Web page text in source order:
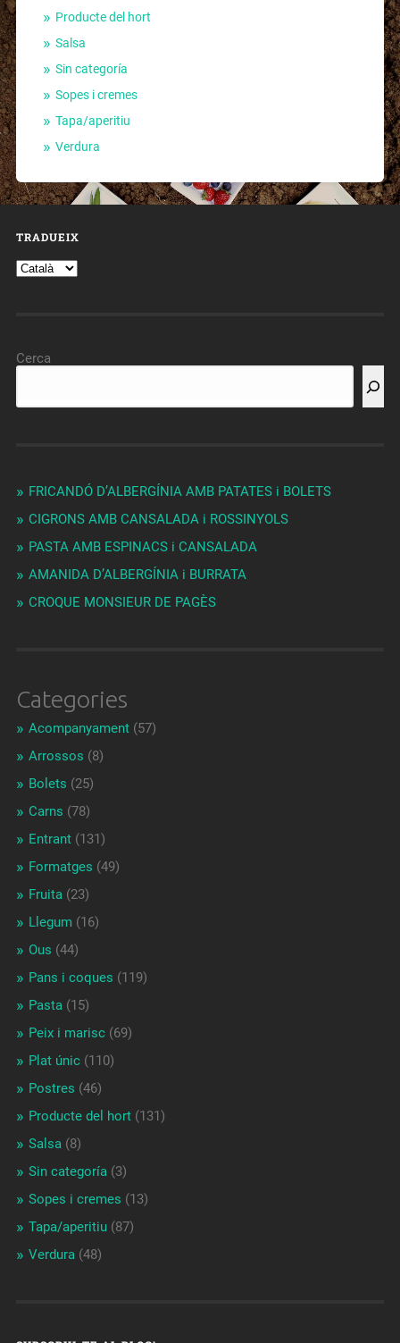
Producte del hort
Salsa
Sin categoría
Sopes i cremes
Tapa/aperitiu
Verdura
TRADUEIX
Cerca
FRICANDÓ D’ALBERGÍNIA AMB PATATES i BOLETS
CIGRONS AMB CANSALADA i ROSSINYOLS
PASTA AMB ESPINACS i CANSALADA
AMANIDA D’ALBERGÍNIA i BURRATA
CROQUE MONSIEUR DE PAGÈS
Categories
Acompanyament(57)
Arrossos (8)
Bolets (25)
Carns (78)
Entrant(131)
Formatges (49)
Fruita(23)
Llegum (16)
Ous (44)
Pans i coques (119)
Pasta(15)
Peix i marisc(69)
Plat únic(110)
Postres (46)
Producte del hort(131)
Salsa(8)
Sin categoría(3)
Sopes i cremes (13)
Tapa/aperitiu(87)
Verdura(48)